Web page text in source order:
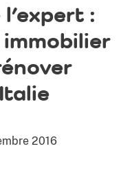
:
2016